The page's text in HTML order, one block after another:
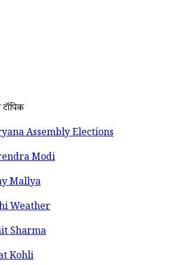
टॉपिक
Assembly Elections
Modi
Mallya
Weather
Sharma
Kohli